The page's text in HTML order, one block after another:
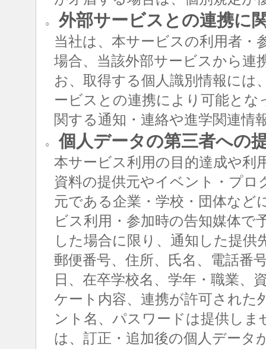
○ 外部サービスとの連携に
当社は、本サービスの利用者・
場合、当該外部サービスから連
お、取得する個人識別情報には
ービスとの連携により可能と
関する通知・連絡や進学関連情
○ 個人データの第三者への
本サービス利用の目的達成や利
資料の提供元やイベント・プロ
元である企業・学校・団体など
ビス利用・参加時の告知媒体で
した場合に限り、通知した提
郵便番号、住所、氏名、電話番
日、在卒学校名、学年・職業、
ケート内容、連携が許可された
ント名、パスワードは提供し
は、訂正・追加後の個人データ